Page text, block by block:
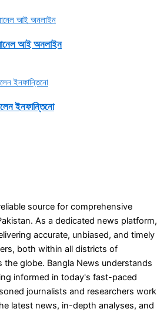
আই অনলাইন
ইনফান্তিনো
source for comprehensive
As a dedicated news platform,
accurate, unbiased, and timely
both within all districts of
the globe. Bangla News understands
informed in today's fast-paced
journalists and researchers work
latest news, in-depth analyses, and